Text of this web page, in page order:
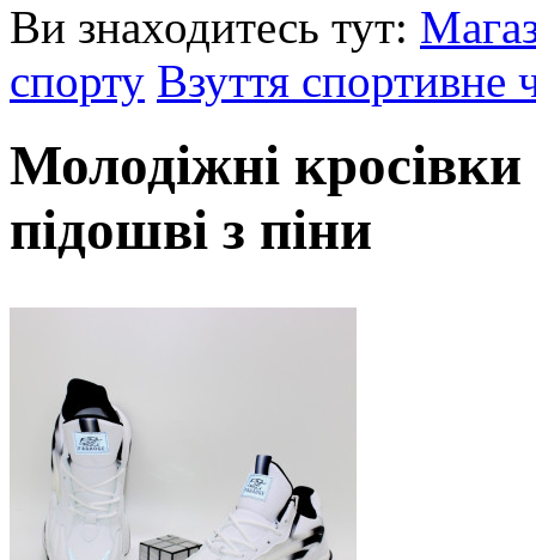
Ви знаходитесь тут:
спорту Взуття спортивне
Молодіжні
підошві з піни